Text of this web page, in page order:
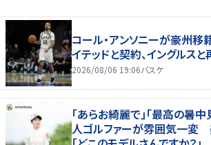
コール・アンソニーが豪州移
イテッドと契約、イングルス
2026/08/06 19:06バスケ
「あらお綺麗で」「最高の暑
人ゴルファーが雰囲気一変